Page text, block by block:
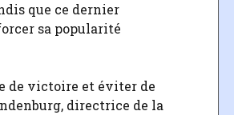
que ce dernier
sa popularité
de victoire et éviter de
directrice de la